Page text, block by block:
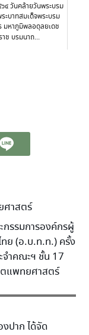
๔ วันคล้ายวันพระบรม
ะบาทสมเด็จพระบรม
มหาภูมิพลอดุลยเดช
าช​ บรมนาถ...
าสตร์
กรรมการองค์กรผู้
ย (อ.บ.ท.ท.) ครั้ง
ำคณะฯ ชั้น 17
ตแพทยศาสตร์
ปาก ได้จัด